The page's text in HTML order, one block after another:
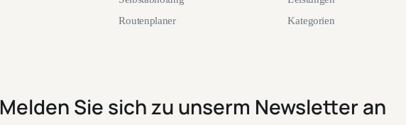
Routenplaner Kategorien
Melden Sie sich zu unserm Newsletter an